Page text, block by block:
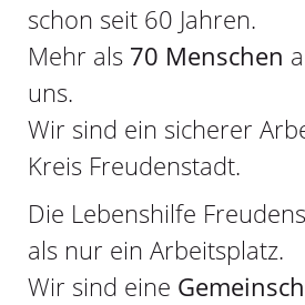
schon seit 60 Jahren.
Mehr als 70 Menschen
uns.
Wir sind ein sicherer
Kreis Freudenstadt.
Die Lebenshilfe
als nur ein Arbeitsplatz.
Wir sind eine